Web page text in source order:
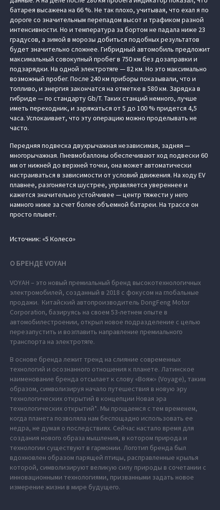
батарея высажена на 66 %. Не так плохо, учитывая, что ехал я по
дороге со значительным перепадом высот и трафиком разной
интенсивности. Но и температура за бортом не падала ниже 23
градусов, а зимой в морозы добиться подобных результатов
будет значительно сложнее. Гибридный автомобиль предложит
максимальный совокупный пробег в 750 км без дозаправки и
подзарядки. На одной электротяге — 82 км. Но это максимально
возможный пробег. После 240 км приборы показывали, что и
топливо, и энергия закончатся на отметке в 580 км. Зарядка в
гибриде — по стандарту Gb/T. Таких станций немного, лучше
иметь переходник, и заряжаться от 5 до 100 % придется 4,5
часа. Успокаивает, что эту операцию можно проделывать не
часто.
Передняя подвеска двухрычажная независимая, задняя —
многорычажная. Пневмобаллоны обеспечивают ход подвески 60
мм от нижней до верхней точки, она может автоматически
настраиваться в зависимости от условий движения. На ходу EV
плавнее, разгоняется шустрее, управляется увереннее и
кажется значительно устойчивее — центр тяжести у него
намного ниже за счет более объемной батареи. На трассе он
просто плывет.
Источник: «5 Колесо»
О БРЕНДЕ VOYAH
VOYAH – это новый премиальный бренд высокотехнологичных
электромобилей, созданный в 2018 с фокусом на глобальные
продажи. Китайский автопроизводитель DongFeng Motor
Corporation, базируясь на своем 53-летнем опыте в
автомобилестроении, открыл новое подразделение с целью
перезапустить и возглавить направление премиального
транспорта на электротяге.
В основе бренда лежит тренд на слияние современных
технологий и осознанного отношения к планете. Латинское
наименование бренда отсылает к слову «Вояж» (Voyage), таким
образом, символизируя начало путешествия в новую эру
технологических открытий в концепции Новая эра
технологических открытий*. Мы прощаемся с тем временем,
когда планета позволяла нам беспощадно использовать ее
недра, не думая о последствиях. Сейчас настало время для
создания нового образа мышления, в котором природа и
технологии существуют в гармонии. Логотип бренда был
вдохновлен образом парящей птицы, расправленные крылья
которой, символизируют великую силу природы в сочетании с
инновационными технологиями, призванными задать новое
измерение жизни в мире будущего.